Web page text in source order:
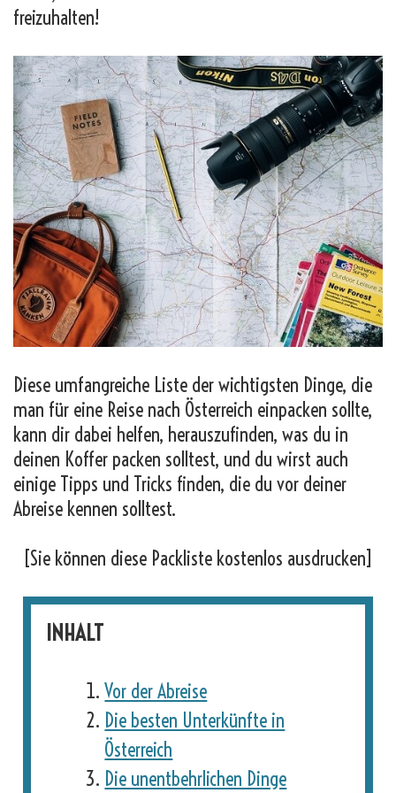
freizuhalten!
Diese umfangreiche Liste der wichtigsten Dinge, die
man für eine Reise nach Österreich einpacken sollte,
kann dir dabei helfen, herauszufinden, was du in
deinen Koffer packen solltest, und du wirst auch
einige Tipps und Tricks finden, die du vor deiner
Abreise kennen solltest.
[Sie können diese Packliste kostenlos ausdrucken]
INHALT
Vor der Abreise
Die besten Unterkünfte in
Österreich
Die unentbehrlichen Dinge